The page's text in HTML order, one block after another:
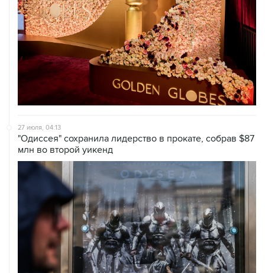
27 июля, 04:13
"Одиссея" сохранила лидерство в прокате, собрав $87
млн во второй уикенд